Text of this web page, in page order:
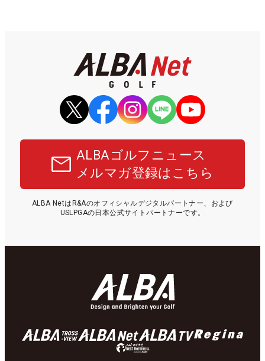
ALBAゴルフニュース
メルマガ登録はこちら
ALBA NetはR&Aのオフィシャルデジタルパートナー、および
USLPGAの日本公式サイトパートナーです。